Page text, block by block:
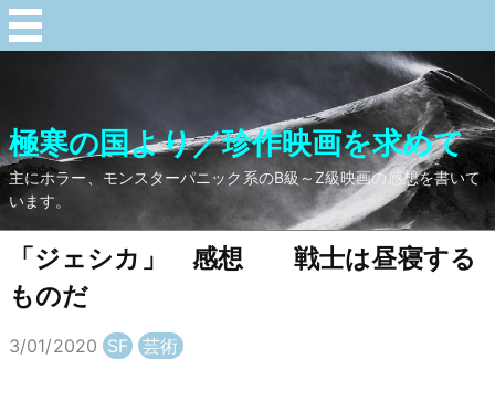
極寒の国より／珍作映画を求めて
主にホラー、モンスターパニック系のB級～Z級映画の感想を書いて
います。
「ジェシカ」 感想 戦士は昼寝する
ものだ
3/01/2020 SF 芸術